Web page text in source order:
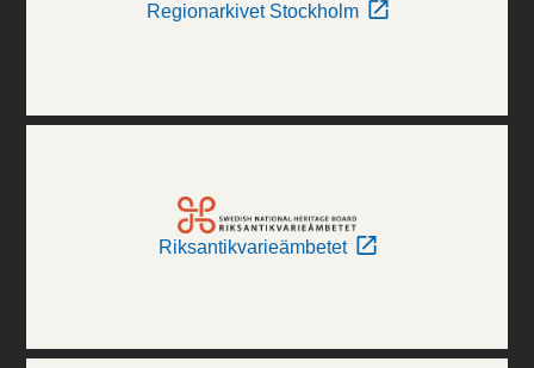
Regionarkivet Stockholm
Riksantikvarieämbetet